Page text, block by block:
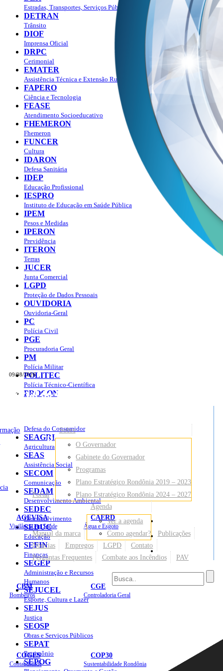
09/08/2026
Portal do Governo do
Rondônia
AGEVISA
Vigilância em Saúde
CAERD
Água e Esgoto
CBM
Bombeiros
CGE
Controladoria Geral
COGES
Contabilidade
COP30
Sustentabilidade Rondônia
Sites
Portal
Sobre
O Governador
Gabinete do Governador
Programas
Plano Estratégico Rondônia 2019 – 2023
Plano Estratégico Rondônia 2024 – 2027
Manual da marca
Agenda
Ver a agenda
Como agendar?
Publicações
Notícias
Empregos LGPD
Contato
Perguntas Frequentes
Combate aos Incêndios PAV
Estradas, Transportes, Serviços Públicos
DETRAN
Trânsito
DIOF
Imprensa Oficial
DRPC
Cerimonial
EMATER
Assistência Técnica e Extensão Rural
FAPERO
Ciência e Tecnologia
FEASE
Atendimento Socioeducativo
FHEMERON
Fhemeron
FUNCER
Cultura
IDARON
Defesa Sanitária
IDEP
Educação Profissional
IESPRO
Instituto de Educação em Saúde Pública
IPEM
Pesos e Medidas
IPERON
Previdência
ITERON
Terras
JUCER
Junta Comercial
LGPD
Proteção de Dados Pessoais
OUVIDORIA
Ouvidoria-Geral
PC
Polícia Civil
PGE
Procuradoria Geral
PM
Polícia Militar
POLITEC
Polícia Técnico-Científica
PROCON
Defesa do Consumidor
SEAGRI
Agricultura
SEAS
Assistência Social
SECOM
Comunicação
SEDAM
Desenvolvimento Ambiental
SEDEC
Desenvolvimento
SEDUC
Educação
SEFIN
Finanças
SEGEP
Administração e Recursos
Humanos
SEJUCEL
Esporte, Cultura e Lazer
SEJUS
Justiça
SEOSP
Obras e Serviços Públicos
SEPAT
Patrimônio
SEPOG